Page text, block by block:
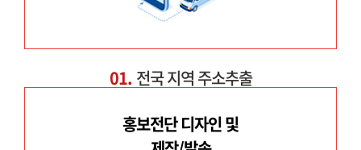
01. 전국 지역 주소추출
홍보전단 디자인 및